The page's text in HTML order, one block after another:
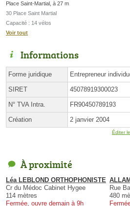
Place Saint-Martial, à 27 m
30 Place Saint Martial
Capacité : 14 vélos
Voir tout
Informations
Forme juridique Entrepreneur
SIRET 45078919300023
N° TVA Intra. FR90450789193
Création 2 janvier 2004
Éditer
À proximité
Léa LEBLOND ORTHOPHONISTE
Cr du Médoc Cabinet Hygee
114 mètres
Fermée, ouvre demain à 9h
Rue
480